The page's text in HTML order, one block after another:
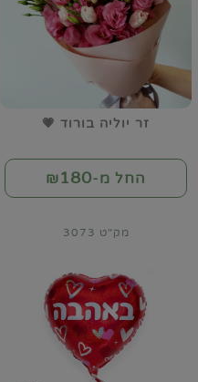
זר יוליה בורוד 💗
החל מ-₪180
מק"ט 3073